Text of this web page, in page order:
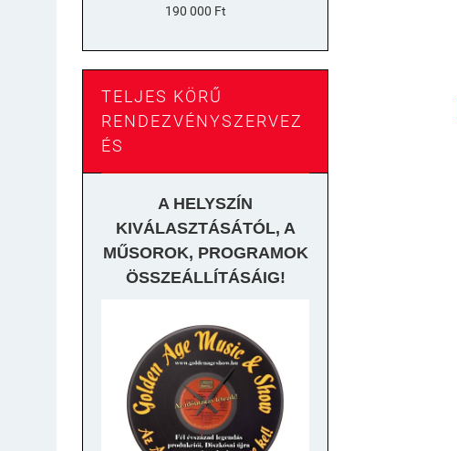
190 000 Ft
TELJES KÖRŰ
RENDEZVÉNYSZERVEZ
ÉS
A HELYSZÍN
KIVÁLASZTÁSÁTÓL, A
MŰSOROK, PROGRAMOK
ÖSSZEÁLLÍTÁSÁIG!